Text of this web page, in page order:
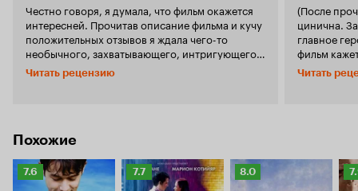
Честно говоря, я думала, что фильм окажется
интересней. Прочитав описание фильма и кучу
положительных отзывов я ждала чего-то
необычного, захватывающего, интригующего.
С первых кадров я подумала, что фильм мне
понравится. Но как только закончили
не поняла поступков главной героини. Точнее,
совершать такие поступки. К примеру,
пробираться в чужую квартиру и подстраивать
Читать рецензию
(После
цинична.
главное героини
фильм
актеров,
говорит о
поведение,
говорить
Читать
Похожие
Рейтинг
Кинопоиска
7.6
Рейтинг
Кинопоиска
7.7
Рейтинг
Кинопоиска
8.0